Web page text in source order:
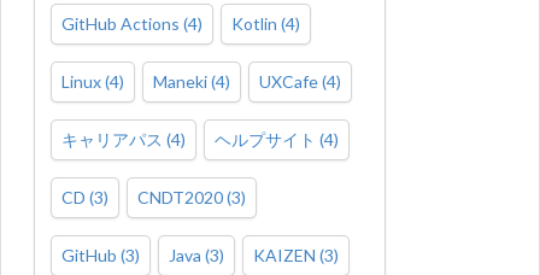
GitHub Actions (4) Kotlin (4)
Linux(4) Maneki(4) UXCafe(4)
キャリアパス (4) ヘルプサイト (4)
CD (3) CNDT2020(3)
GitHub (3) Java (3) KAIZEN (3)